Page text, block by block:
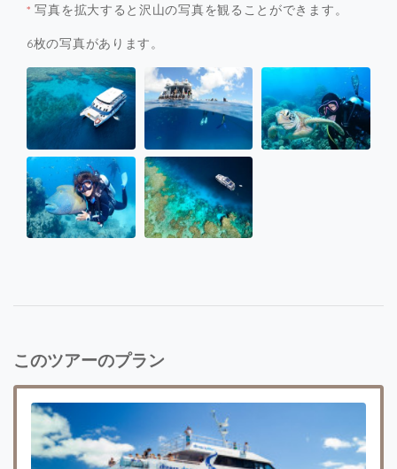
* 写真を拡大すると沢山の写真を観ることができます。
6枚の写真があります。
このツアーのプラン